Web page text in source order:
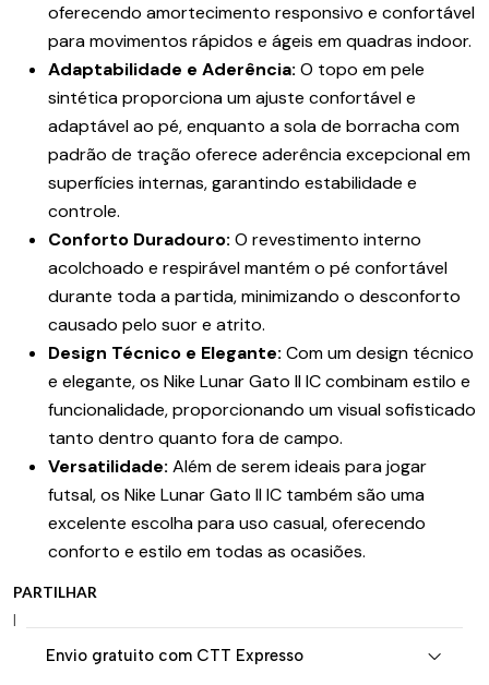
oferecendo amortecimento responsivo e confortável
para movimentos rápidos e ágeis em quadras indoor.
Adaptabilidade e Aderência: O topo em pele
sintética proporciona um ajuste confortável e
adaptável ao pé, enquanto a sola de borracha com
padrão de tração oferece aderência excepcional em
superfícies internas, garantindo estabilidade e
controle.
Conforto Duradouro: O revestimento interno
acolchoado e respirável mantém o pé confortável
durante toda a partida, minimizando o desconforto
causado pelo suor e atrito.
Design Técnico e Elegante: Com um design técnico
e elegante, os Nike Lunar Gato II IC combinam estilo e
funcionalidade, proporcionando um visual sofisticado
tanto dentro quanto fora de campo.
Versatilidade: Além de serem ideais para jogar
futsal, os Nike Lunar Gato II IC também são uma
excelente escolha para uso casual, oferecendo
conforto e estilo em todas as ocasiões.
PARTILHAR
|
Envio gratuito com CTT Expresso